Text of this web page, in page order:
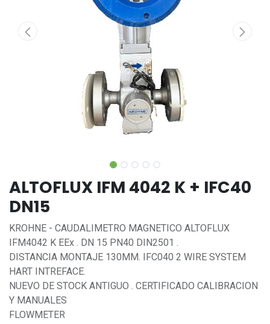
ALTOFLUX IFM 4042 K + IFC40
DN15
KROHNE - CAUDALIMETRO MAGNETICO ALTOFLUX
IFM4042 K EEx . DN 15 PN40 DIN2501 .
DISTANCIA MONTAJE 130MM. IFC040 2 WIRE SYSTEM
HART INTREFACE.
NUEVO DE STOCK ANTIGUO . CERTIFICADO CALIBRACION
Y MANUALES
FLOWMETER